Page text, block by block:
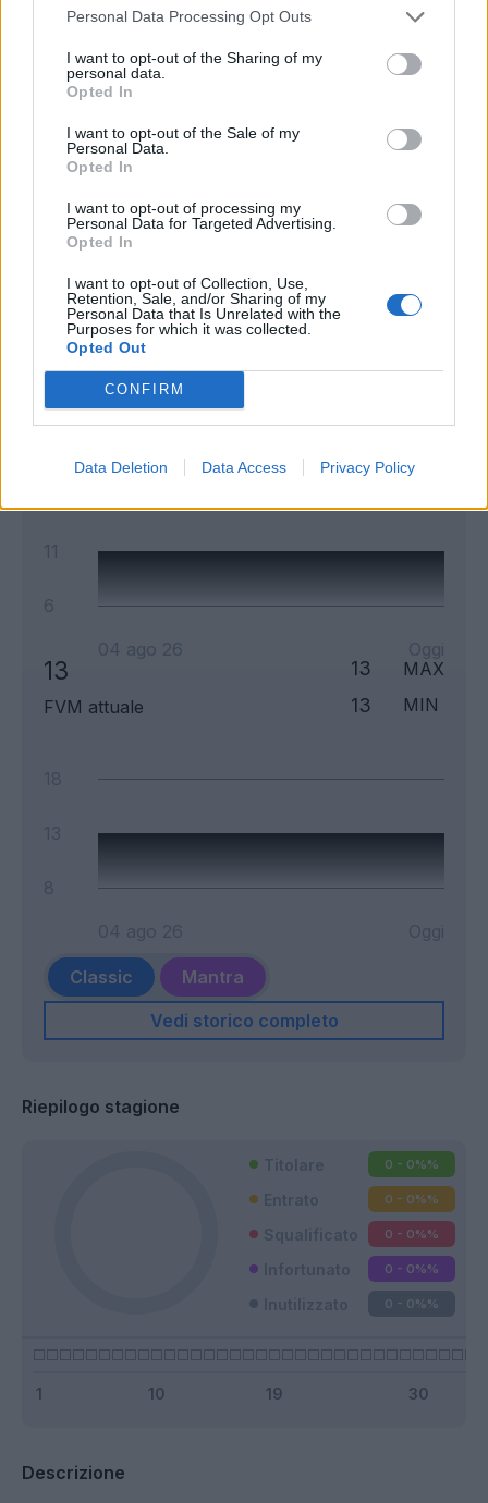
Personal Data Processing Opt Outs
I want to opt-out of the Sharing of my
personal data.
Opted In
I want to opt-out of the Sale of my
Personal Data.
Opted In
I want to opt-out of processing my
Personal Data for Targeted Advertising.
Opted In
I want to opt-out of Collection, Use,
Retention, Sale, and/or Sharing of my
Personal Data that Is Unrelated with the
Purposes for which it was collected.
Opted Out
CONFIRM
Data Deletion Data Access Privacy Policy
Andamento FantaValore di Mercato
FVM attuale 11 MIN
11
6
04 ago 26
Oggi
13
FVM attuale
13 MAX
13 MIN
Classic
Mantra
Vedi storico completo
Riepilogo stagione
0 - 0%%
0 - 0%%
0 - 0%%
0 - 0%%
0 - 0%%
Descrizione